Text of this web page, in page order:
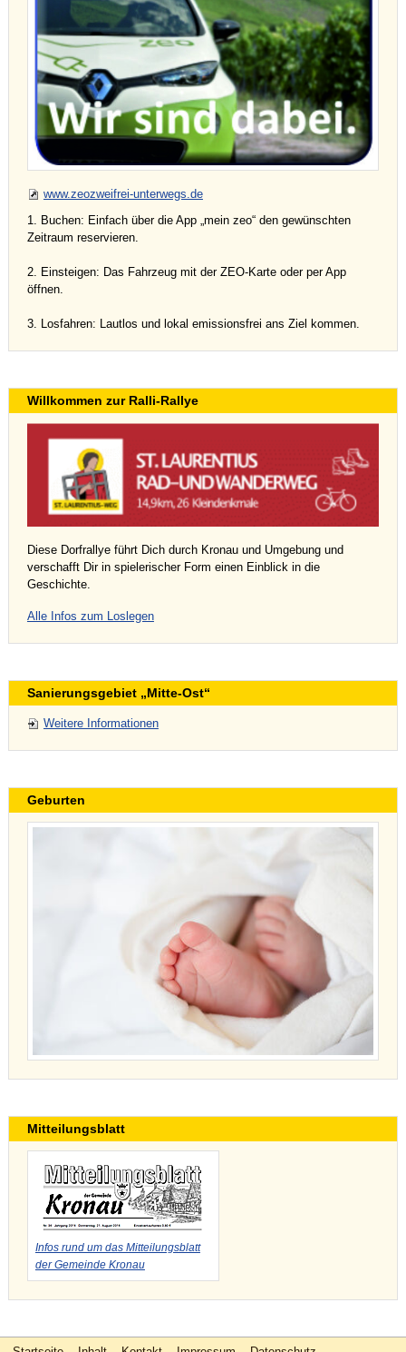
www.zeozweifrei-unterwegs.de
1. Buchen: Einfach über die App „mein zeo“ den gewünschten
Zeitraum reservieren.
2. Einsteigen: Das Fahrzeug mit der ZEO-Karte oder per App
öffnen.
3. Losfahren: Lautlos und lokal emissionsfrei ans Ziel kommen.
Willkommen zur Ralli-Rallye
Diese Dorfrallye führt Dich durch Kronau und Umgebung und
verschafft Dir in spielerischer Form einen Einblick in die
Geschichte.
Alle Infos zum Loslegen
Sanierungsgebiet „Mitte-Ost“
Weitere Informationen
Geburten
Mitteilungsblatt
Infos rund um das Mitteilungsblatt
der Gemeinde Kronau